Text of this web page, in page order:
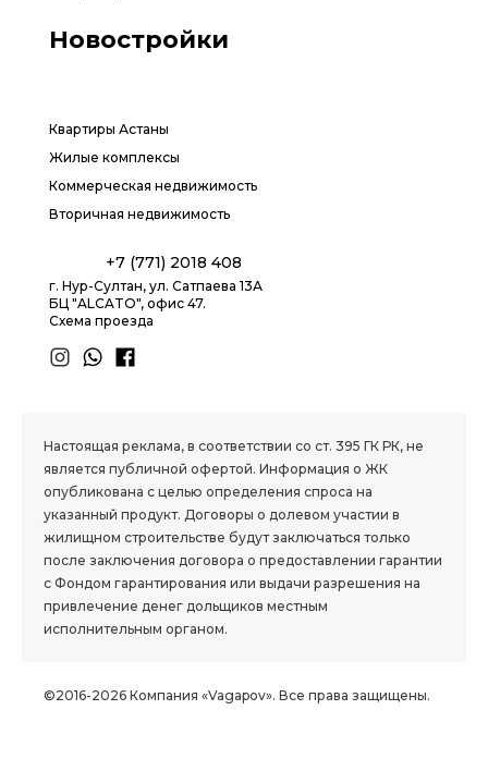
Новостройки
Квартиры Астаны
Жилые комплексы
Коммерческая недвижимость
Вторичная недвижимость
+7 (771) 2018 408
г. Нур-Султан, ул. Сатпаева 13А
БЦ "ALCATO", офис 47.
Схема проезда
Настоящая реклама, в соответствии со ст. 395 ГК РК, не
является публичной офертой. Информация о ЖК
опубликована с целью определения спроса на
указанный продукт. Договоры о долевом участии в
жилищном строительстве будут заключаться только
после заключения договора о предоставлении гарантии
с Фондом гарантирования или выдачи разрешения на
привлечение денег дольщиков местным
исполнительным органом.
©2016-2026 Компания «Vagapov». Все права защищены.